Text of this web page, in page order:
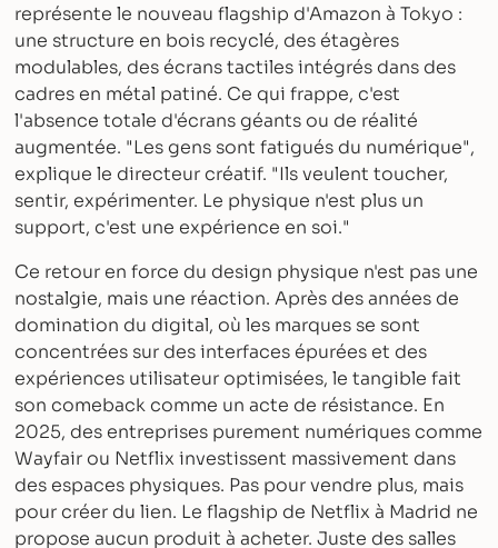
représente le nouveau flagship d'Amazon à Tokyo :
une structure en bois recyclé, des étagères
modulables, des écrans tactiles intégrés dans des
cadres en métal patiné. Ce qui frappe, c'est
l'absence totale d'écrans géants ou de réalité
augmentée. "Les gens sont fatigués du numérique",
explique le directeur créatif. "Ils veulent toucher,
sentir, expérimenter. Le physique n'est plus un
support, c'est une expérience en soi."
Ce retour en force du design physique n'est pas une
nostalgie, mais une réaction. Après des années de
domination du digital, où les marques se sont
concentrées sur des interfaces épurées et des
expériences utilisateur optimisées, le tangible fait
son comeback comme un acte de résistance. En
2025, des entreprises purement numériques comme
Wayfair ou Netflix investissent massivement dans
des espaces physiques. Pas pour vendre plus, mais
pour créer du lien. Le flagship de Netflix à Madrid ne
propose aucun produit à acheter. Juste des salles